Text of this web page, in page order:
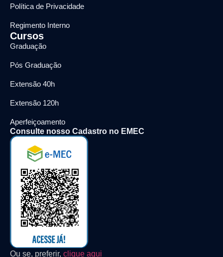
Política de Privacidade
Regimento Interno
Cursos
Graduação
Pós Graduação
Extensão 40h
Extensão 120h
Aperfeiçoamento
Consulte nosso Cadastro no EMEC
Ou se, preferir, clique aqui